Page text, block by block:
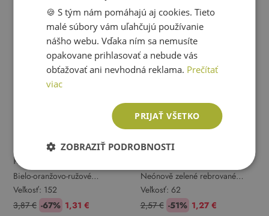
River Island
Bielo-oranžovo-ružové
vzorované trblietavé šifónové
crop tričko River Island
Veľkosť: 152
3,87 € -67% 1,31 €
Neónově zelené rebrované
tričko a volániky River Island
Veľkosť: 62
2,57 € -51% 1,27 €
ENGLISH
🍪 S tým nám pomáhajú aj cookies. Tieto
malé súbory vám uľahčujú používanie
nášho webu. Vďaka ním sa nemusíte
opakovane prihlasovať a nebude vás
obťažovať ani nevhodná reklama. Prečítať
viac
PRIJAŤ VŠETKO
ZOBRAZIŤ PODROBNOSTI